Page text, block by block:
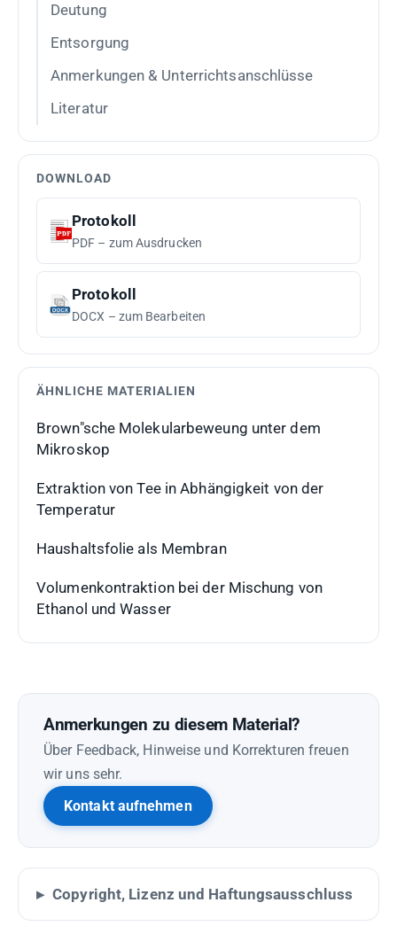
Deutung
Entsorgung
Anmerkungen & Unterrichtsanschlüsse
Literatur
DOWNLOAD
Protokoll
PDF – zum Ausdrucken
Protokoll
DOCX – zum Bearbeiten
ÄHNLICHE MATERIALIEN
Brown"sche Molekularbeweung unter dem
Mikroskop
Extraktion von Tee in Abhängigkeit von der
Temperatur
Haushaltsfolie als Membran
Volumenkontraktion bei der Mischung von
Ethanol und Wasser
Anmerkungen zu diesem Material?
Über Feedback, Hinweise und Korrekturen freuen
wir uns sehr.
Kontakt aufnehmen
Copyright, Lizenz und Haftungsausschluss